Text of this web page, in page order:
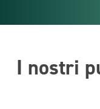
I nostri